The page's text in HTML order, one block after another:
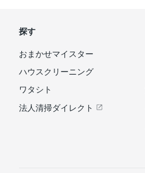
探す
おまかせマイスター
ハウスクリーニング
ワタシト
法人清掃ダイレクト